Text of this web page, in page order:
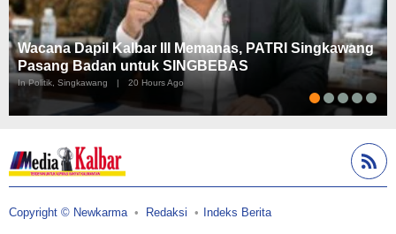
Wacana Dapil Kalbar III Memanas, PATRI Singkawang
Pasang Badan untuk SINGBEBAS
In Politik, Singkawang | 20 Hours Ago
Copyright © Newkarma Redaksi Indeks Berita